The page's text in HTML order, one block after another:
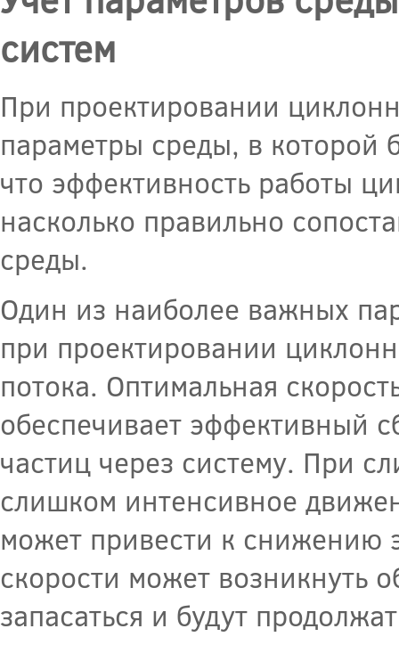
систем
При проектировании
параметры среды, в которой
что эффективность работы
насколько правильно
среды.
Один из наиболее важных
при проектировании
потока. Оптимальная
обеспечивает эффективный
частиц через систему. При
слишком интенсивное
может привести к снижению
скорости может возникнуть
запасаться и будут